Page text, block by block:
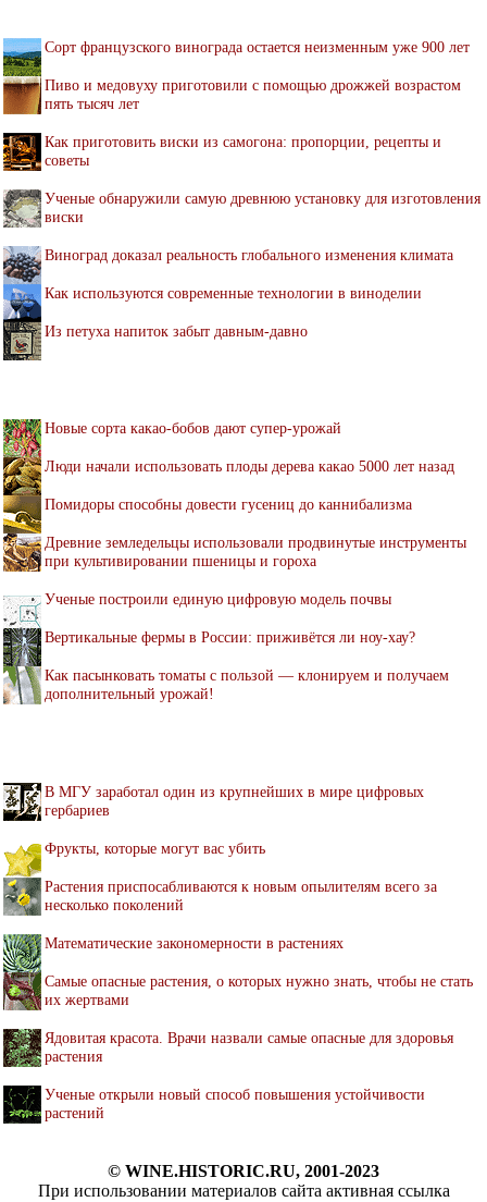
Сорт французского винограда остается неизменным уже 900 лет
Пиво и медовуху приготовили с помощью дрожжей возрастом
пять тысяч лет
Как приготовить виски из самогона: пропорции, рецепты и
советы
Ученые обнаружили самую древнюю установку для изготовления
виски
Виноград доказал реальность глобального изменения климата
Как используются современные технологии в виноделии
Из петуха напиток забыт давным-давно
Новые сорта какао-бобов дают супер-урожай
Люди начали использовать плоды дерева какао 5000 лет назад
Помидоры способны довести гусениц до каннибализма
Древние земледельцы использовали продвинутые инструменты
при культивировании пшеницы и гороха
Ученые построили единую цифровую модель почвы
Вертикальные фермы в России: приживётся ли ноу-хау?
Как пасынковать томаты с пользой — клонируем и получаем
дополнительный урожай!
В МГУ заработал один из крупнейших в мире цифровых
гербариев
Фрукты, которые могут вас убить
Растения приспосабливаются к новым опылителям всего за
несколько поколений
Математические закономерности в растениях
Самые опасные растения, о которых нужно знать, чтобы не стать
их жертвами
Ядовитая красота. Врачи назвали самые опасные для здоровья
растения
Ученые открыли новый способ повышения устойчивости
растений
© WINE.HISTORIC.RU, 2001-2023
При использовании материалов сайта активная ссылка